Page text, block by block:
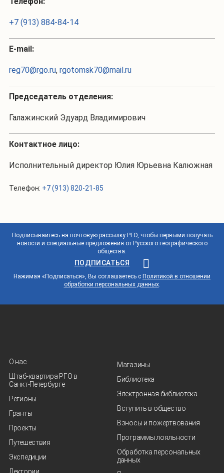
+7 (913) 884-84-14
Е-mail:
reg70@rgo.ru, rgotomsk70@mail.ru
Председатель отделения:
Галажинский Эдуард Владимирович
Контактное лицо:
Исполнительный директор Юлия Юрьевна Калюжная
Телефон: +7 (913) 820-21-85
Подписывайтесь на почтовую рассылку РГО, чтобы первыми получать
новости и специальные предложения от Русского географического
общества.
ПОДПИСАТЬСЯ
Нажимая «Подписаться», Вы соглашаетесь с Политикой в отношении
обработки персональных данных.
О нас
Штаб-квартира РГО в
Санкт‑Петербурге
Регионы
Гранты
Проекты
Путешествия
Экспедиции
Магазины
Библиотека
Электронная библиотека
Вступить в общество
Взносы и пожертвования
Программы лояльности
Обработка персональных
данных